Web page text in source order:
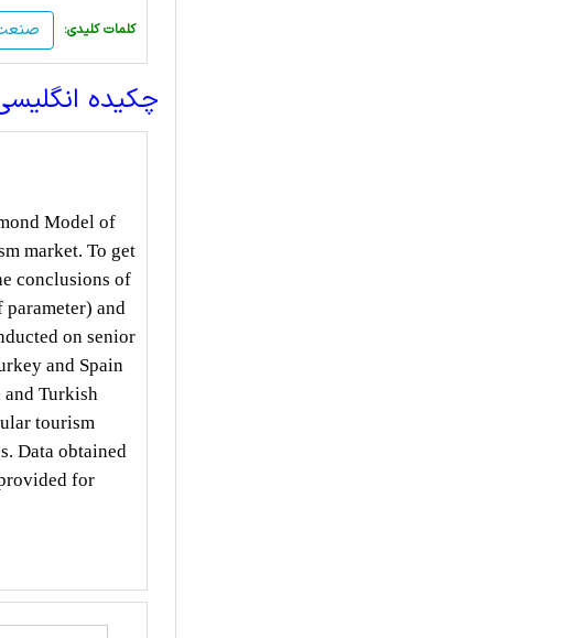
:کلمات کلیدی
چکیده
Model of
market. To get
conclusions of
and
on senior
and Spain
and Turkish
tourism
Data obtained
for